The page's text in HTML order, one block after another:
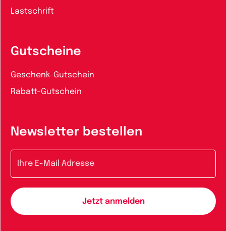
Lastschrift
Gutscheine
Geschenk-Gutschein
Rabatt-Gutschein
Newsletter bestellen